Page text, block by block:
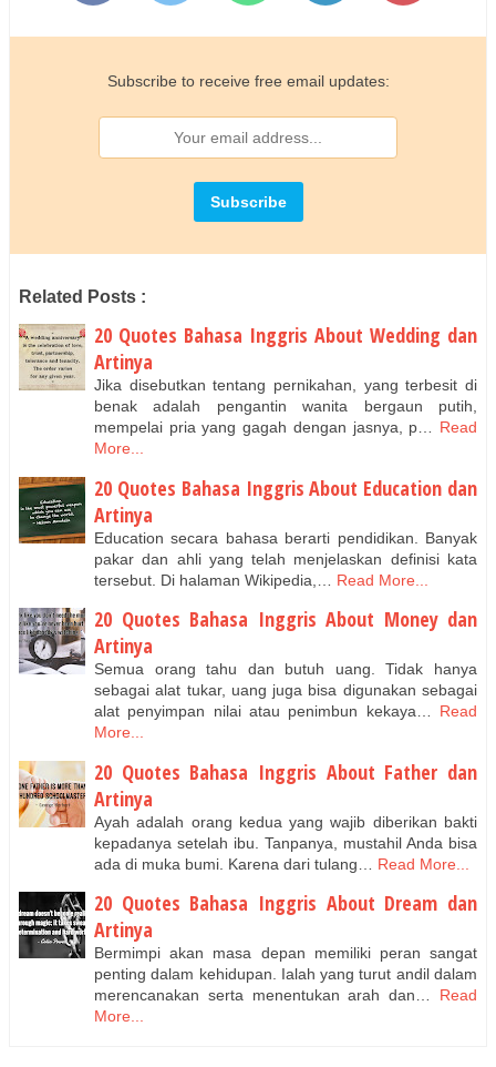
Subscribe to receive free email updates:
Related Posts :
20 Quotes Bahasa Inggris About Wedding dan
Artinya
Jika disebutkan tentang pernikahan, yang terbesit di
benak adalah pengantin wanita bergaun putih,
mempelai pria yang gagah dengan jasnya, p…
Read
More...
20 Quotes Bahasa Inggris About Education dan
Artinya
Education secara bahasa berarti pendidikan. Banyak
pakar dan ahli yang telah menjelaskan definisi kata
tersebut. Di halaman Wikipedia,…
Read More...
20 Quotes Bahasa Inggris About Money dan
Artinya
Semua orang tahu dan butuh uang. Tidak hanya
sebagai alat tukar, uang juga bisa digunakan sebagai
alat penyimpan nilai atau penimbun kekaya…
Read
More...
20 Quotes Bahasa Inggris About Father dan
Artinya
Ayah adalah orang kedua yang wajib diberikan bakti
kepadanya setelah ibu. Tanpanya, mustahil Anda bisa
ada di muka bumi. Karena dari tulang…
Read More...
20 Quotes Bahasa Inggris About Dream dan
Artinya
Bermimpi akan masa depan memiliki peran sangat
penting dalam kehidupan. Ialah yang turut andil dalam
merencanakan serta menentukan arah dan…
Read
More...